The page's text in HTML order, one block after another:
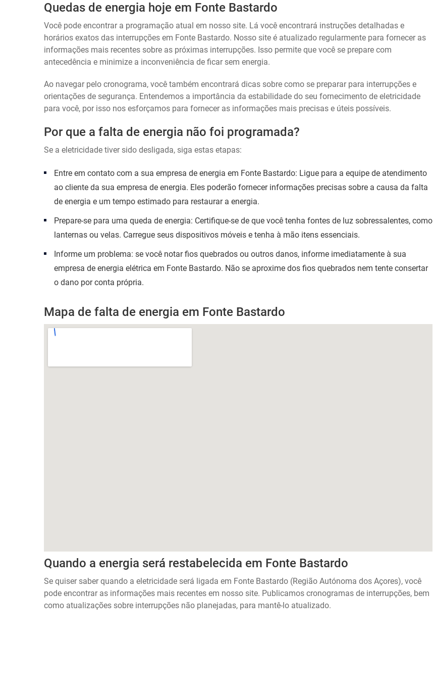
Quedas de energia hoje em Fonte Bastardo
Você pode encontrar a programação atual em nosso site. Lá você encontrará instruções detalhadas e
horários exatos das interrupções em Fonte Bastardo. Nosso site é atualizado regularmente para fornecer as
informações mais recentes sobre as próximas interrupções. Isso permite que você se prepare com
antecedência e minimize a inconveniência de ficar sem energia.
Ao navegar pelo cronograma, você também encontrará dicas sobre como se preparar para interrupções e
orientações de segurança. Entendemos a importância da estabilidade do seu fornecimento de eletricidade
para você, por isso nos esforçamos para fornecer as informações mais precisas e úteis possíveis.
Por que a falta de energia não foi programada?
Se a eletricidade tiver sido desligada, siga estas etapas:
Entre em contato com a sua empresa de energia em Fonte Bastardo: Ligue para a equipe de atendimento
ao cliente da sua empresa de energia. Eles poderão fornecer informações precisas sobre a causa da falta
de energia e um tempo estimado para restaurar a energia.
Prepare-se para uma queda de energia: Certifique-se de que você tenha fontes de luz sobressalentes, como
lanternas ou velas. Carregue seus dispositivos móveis e tenha à mão itens essenciais.
Informe um problema: se você notar fios quebrados ou outros danos, informe imediatamente à sua
empresa de energia elétrica em Fonte Bastardo. Não se aproxime dos fios quebrados nem tente consertar
o dano por conta própria.
Mapa de falta de energia em Fonte Bastardo
Quando a energia será restabelecida em Fonte Bastardo
Se quiser saber quando a eletricidade será ligada em Fonte Bastardo (Região Autónoma dos Açores), você
pode encontrar as informações mais recentes em nosso site. Publicamos cronogramas de interrupções, bem
como atualizações sobre interrupções não planejadas, para mantê-lo atualizado.